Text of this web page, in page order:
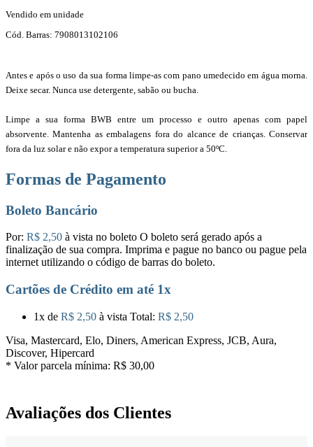
Vendido em unidade
Cód. Barras: 7908013102106
Antes e após o uso da sua forma limpe-as com pano umedecido em água morna.
Deixe secar. Nunca use detergente, sabão ou bucha.
Limpe a sua forma BWB entre um processo e outro apenas com papel
absorvente. Mantenha as embalagens fora do alcance de crianças. Conservar
fora da luz solar e não expor a temperatura superior a 50ºC.
Formas de Pagamento
Boleto Bancário
Por: R$ 2,50 à vista no boleto O boleto será gerado após a
finalização de sua compra. Imprima e pague no banco ou pague pela
internet utilizando o código de barras do boleto.
Cartões de Crédito em até 1x
1x de R$ 2,50 à vista Total: R$ 2,50
Visa, Mastercard, Elo, Diners, American Express, JCB, Aura,
Discover, Hipercard
* Valor parcela mínima: R$ 30,00
Avaliações dos Clientes